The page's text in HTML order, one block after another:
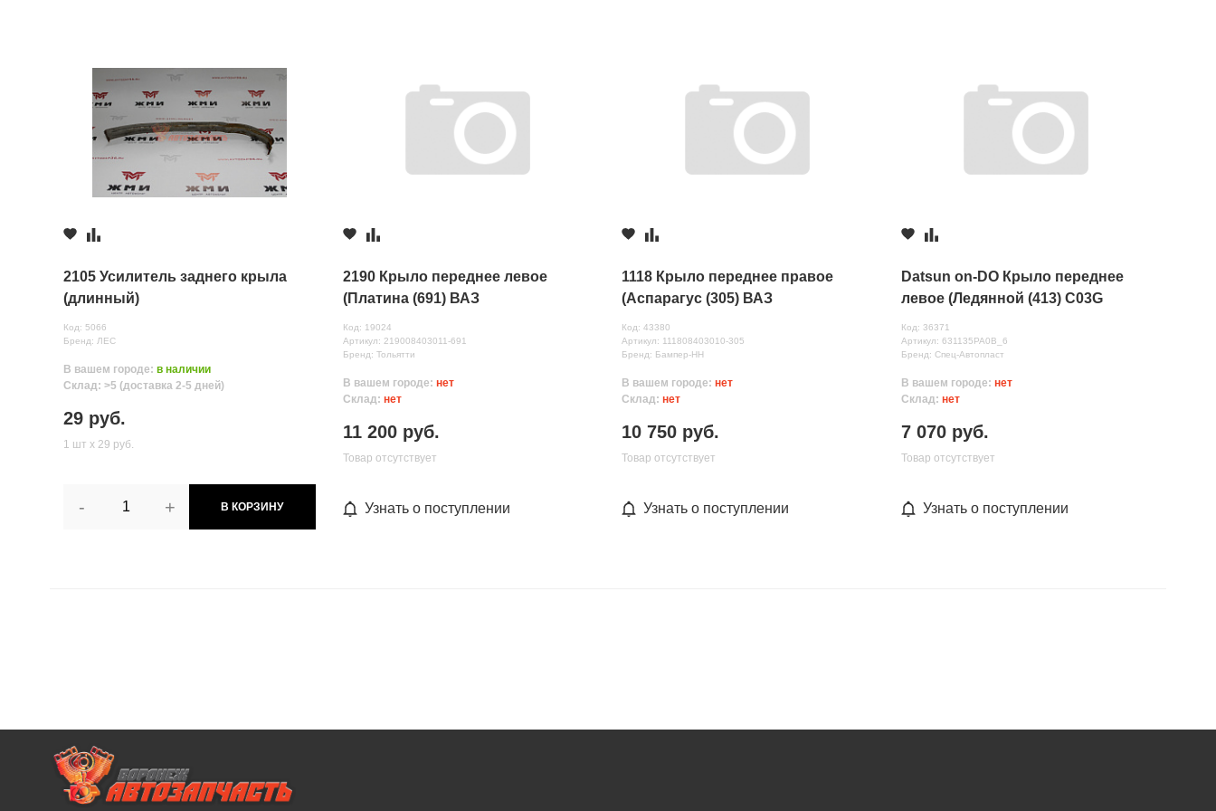
с.Новая Усмань, ул.Полевая, д. 1А/2
187 руб.
Комментарий
Все поля формы обязательны
Отправляя форму вы соглашаетесь на
обработку персональных данных
2105 Усилитель заднего крыла
(длинный)
Код: 5066
Бренд: ЛЕС
В вашем городе: в наличии
Склад: >5 (доставка 2-5 дней)
29 руб.
1 шт х 29 руб.
- + В КОРЗИНУ
2190 Крыло переднее левое
(Платина (691) ВАЗ
Код: 19024
Артикул: 219008403011-691
Бренд: Тольятти
В вашем городе: нет
Склад: нет
11 200 руб.
Товар отсутствует
Узнать о поступлении
1118 Крыло переднее правое
(Аспарагус (305) ВАЗ
Код: 43380
Артикул: 111808403010-305
Бренд: Бампер-НН
В вашем городе: нет
Склад: нет
10 750 руб.
Товар отсутствует
Узнать о поступлении
Datsun on-DO Крыло переднее
левое (Ледянной (413) C03G
Код: 36371
Артикул: 631135РА0В_6
Бренд: Спец-Автопласт
В вашем городе: нет
Склад: нет
7 070 руб.
Товар отсутствует
Узнать о поступлении